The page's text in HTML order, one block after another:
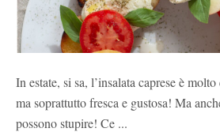
In estate, si sa, l’insalata caprese è
ma soprattutto fresca e gustosa! Ma
possono stupire! Ce ...